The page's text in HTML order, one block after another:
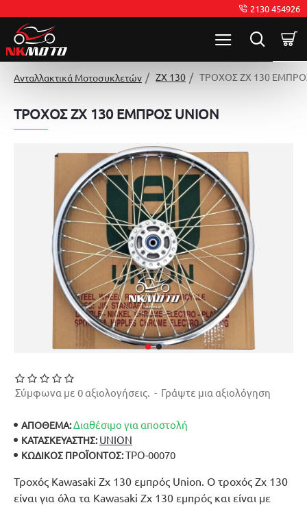
2130 454926
Ανταλλακτικά Μοτοσυκλετών ZX 130 ΤΡΟΧΟΣ ZX 130
ΤΡΟΧΟΣ ZX 130 ΕΜΠΡΟΣ UNION
Τροχός Kawasaki Zx 130 εμπρός Union. Ο τροχός Zx 130
είναι για όλα τα Kawasaki Zx 130 εμπρός και είναι με
ΑΠΟΘΕΜΑ:Διαθέσιμο για αποστολή
ΚΑΤΑΣΚΕΥΑΣΤΉΣ: UNION
ΚΩΔΙΚΌΣ ΠΡΟΪΌΝΤΟΣ:ΤΡΟ-00070
Σύμφωνα με 0 αξιολογήσεις. - Γράψτε μια αξιολόγηση